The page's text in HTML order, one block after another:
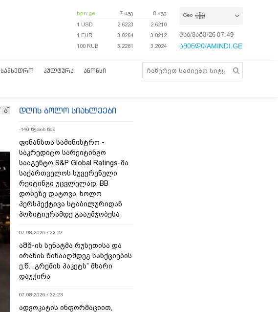
bpn.ge 7 აგვ
8 აგვ
1 USD
2.6223
2.6210
1 EUR
3.0264
3.0212
100 RUB
3.2281 3.2024
Geo
შაბ/8აგვ/26 07:49:43
ამინდი/AMINDI.GE
ᲡᲐᲛᲮᲔᲓᲠᲝ ᲙᲣᲚᲢᲣᲠᲐ ᲐᲜᲝᲜᲡᲘ
ა დღის ბოლო სიახლეები
-140 წუთის წინ
ფინანსთა სამინისტრო -
საკრედიტო სარეიტინგო
სააგენტო S&P Global Ratings-მა
საქართველოს სუვერენული
რეიტინგი უცვლელად, BB
დონეზე დატოვა, ხოლო
პერსპექტივა სტაბილურიდან
პოზიტიურამდე გააუმჯობესა
07.08.2026 / 22:27
აშშ-ის სენატმა რუსეთისა და
ირანის წინააღმდეგ სანქციების
ე.წ. „გრემის პაკეტს” მხარი
დაუჭირა
07.08.2026 / 22:23
ადვოკატის ინფორმაციით,